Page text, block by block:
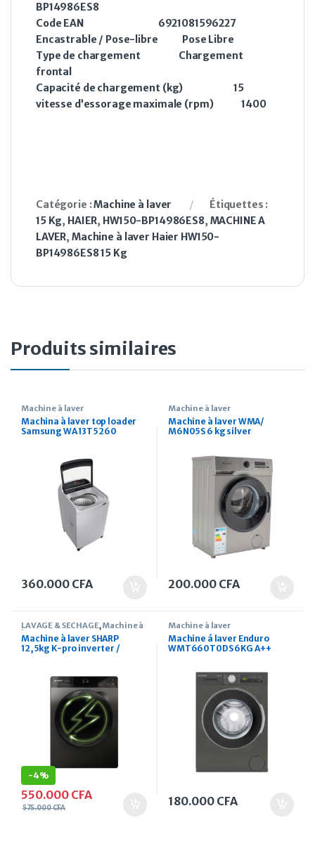
BP14986ES8
Code EAN 6921081596227
Encastrable / Pose-libre Pose Libre
Type de chargement Chargement
frontal
Capacité de chargement (kg) 15
vitesse d’essorage maximale (rpm) 1400
Catégorie :Machine à laver
Étiquettes :
15 Kg, HAIER, HW150-BP14986ES8, MACHINE A
LAVER,Machine à laver Haier HW150-
BP14986ES8 15 Kg
Produits similaires
Machine à laver
Machina à laver top loader
Samsung WA 13T5260
360.000 CFA
Machine à laver
Machine à laver WMA/
M6N05S 6 kg silver
200.000 CFA
LAVAGE & SECHAGE,Machine à
laver
Machine à laver SHARP
12,5kg K-pro inverter /
-4%
550.000 CFA
575.000CFA
Machine à laver
Machine á laver Enduro
WMT660T0DS 6KG A++
180.000 CFA